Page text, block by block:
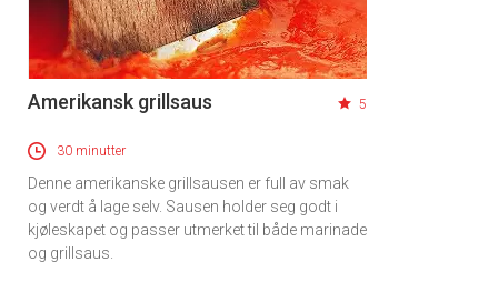
Amerikansk grillsaus 5
30 minutter
Denne amerikanske grillsausen er full av smak
og verdt å lage selv. Sausen holder seg godt i
kjøleskapet og passer utmerket til både marinade
og grillsaus.